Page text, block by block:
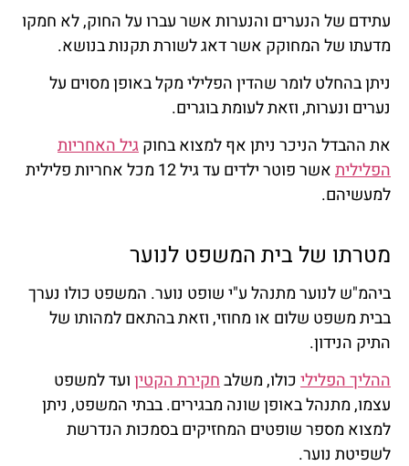
עתידם של הנערים והנערות אשר עברו על החוק, לא חמקו
מדעתו של המחוקק אשר דאג לשורת תקנות בנושא.
ניתן בהחלט לומר שהדין הפלילי מקל באופן מסוים על
נערים ונערות, וזאת לעומת בוגרים.
את ההבדל הניכר ניתן אף למצוא בחוקגיל האחריות
הפלילית
אשר פוטר ילדים עד גיל 12 מכל אחריות פלילית
למעשיהם.
מטרתו של בית המשפט לנוער
ביהמ"ש לנוער מתנהל ע"י שופט נוער. המשפט כולו נערך
בבית משפט שלום או מחוזי, וזאת בהתאם למהותו של
התיק הנידון.
ההליך הפליליכולו, משלבחקירת הקטיןועד למשפט
עצמו, מתנהל באופן שונה מבגירים. בבתי המשפט, ניתן
למצוא מספר שופטים המחזיקים בסמכות הנדרשת
לשפיטת נוער.